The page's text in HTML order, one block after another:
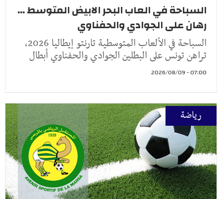
السباحة في العاب البحر الابيض المتوسط ...
رهان على الجوادي والحفناوي
السباحة في الألعاب المتوسطية تارنتو إيطاليا 2026،
تراهن تونس على البطلين الجوادي والحفناوي أبطال
07:00 - 2026/08/09
رياضة